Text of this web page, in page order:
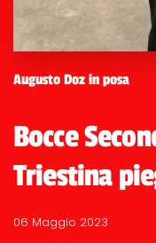
Augusto Doz in posa
Bocce
Triestina
06 Maggio 2023